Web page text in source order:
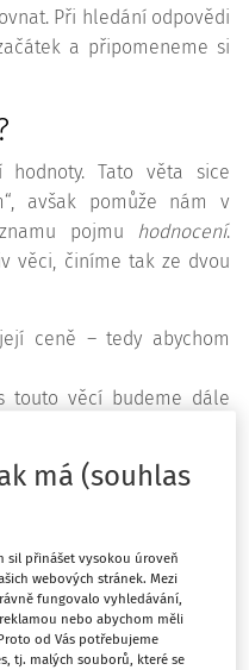
Při hledání odpovědi
a připomeneme si
hodnoty. Tato věta sice
avšak pomůže nám v
pojmu hodnocení.
věci, činíme tak ze dvou
ceně – tedy abychom
touto věcí budeme dále
– tedy abychom věc
jevů. Oba výše
a pro rozvoj) mají
V této souvislosti se v
a „formativní
má (souhlas
sil přinášet vysokou úroveň
webových stránek. Mezi
fungovalo vyhledávání,
nebo abychom měli
od Vás potřebujeme
tj. malých souborů, které se